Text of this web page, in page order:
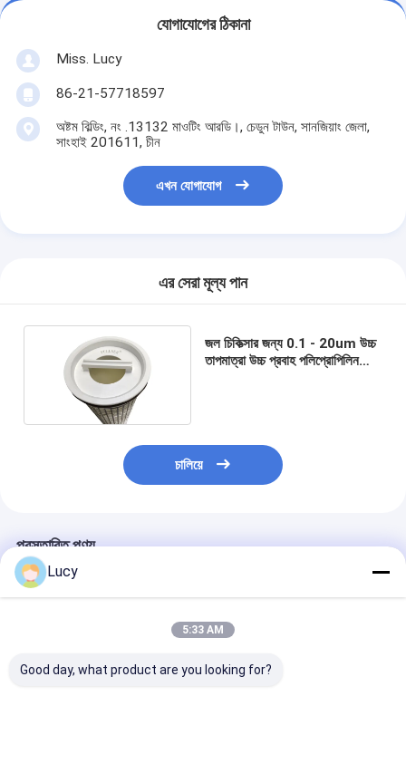
যোগাযোগের ঠিকানা
Miss. Lucy
86-21-57718597
অষ্টম বিল্ডিং, নং .13132 মাওটিং আরডি।, চেডুন টাউন, সানজিয়াং জেলা,
সাংহাই 201611, চীন
এখন যোগাযোগ
এর সেরা মূল্য পান
জল চিকিত্সার জন্য 0.1 - 20um উচ্চ
তাপমাত্রা উচ্চ প্রবাহ পলিপ্রোপিলিন
চালিয়ে
প্রস্তাবিত পণ্য
Lucy
5:33 AM
Good day, what product are you looking for?